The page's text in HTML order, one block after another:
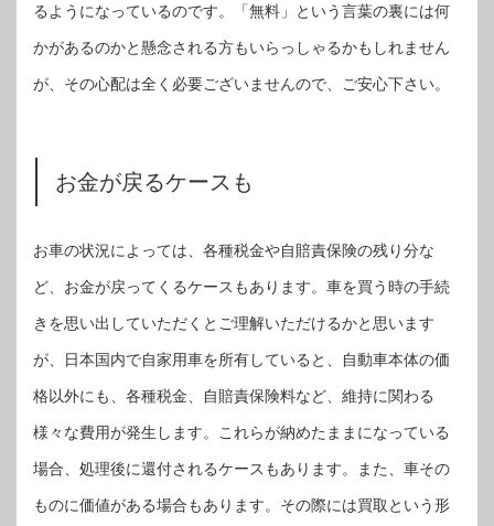
るようになっているのです。「無料」という言葉の裏には何
かがあるのかと懸念される方もいらっしゃるかもしれません
が、その心配は全く必要ございませんので、ご安心下さい。
お金が戻るケースも
お車の状況によっては、各種税金や自賠責保険の残り分な
ど、お金が戻ってくるケースもあります。車を買う時の手続
きを思い出していただくとご理解いただけるかと思います
が、日本国内で自家用車を所有していると、自動車本体の価
格以外にも、各種税金、自賠責保険料など、維持に関わる
様々な費用が発生します。これらが納めたままになっている
場合、処理後に還付されるケースもあります。また、車その
ものに価値がある場合もあります。その際には買取という形